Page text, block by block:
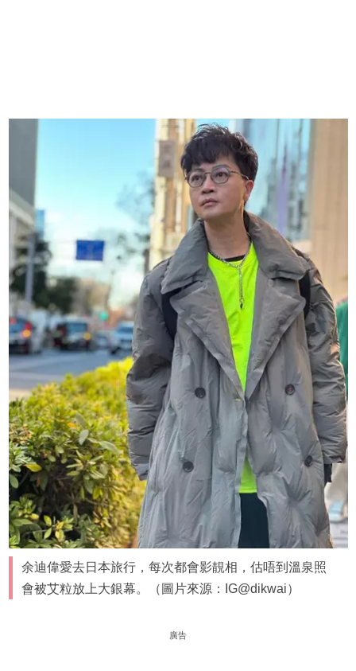
余迪偉愛去日本旅行，每次都會影靚相，估唔到溫泉照
會被艾粒放上大銀幕。（圖片來源：IG@dikwai）
廣告